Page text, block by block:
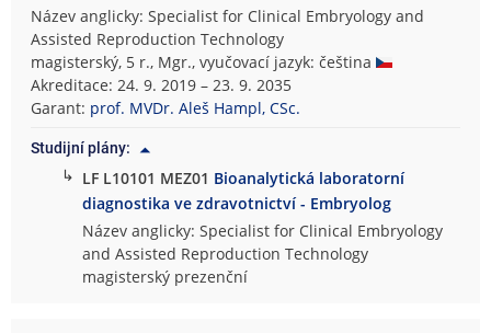
Název anglicky: Specialist for Clinical Embryology and
Assisted Reproduction Technology
magisterský, 5 r., Mgr., vyučovací jazyk: čeština
Akreditace: 24. 9. 2019 – 23. 9. 2035
Garant: prof. MVDr. Aleš Hampl, CSc.
Studijní plány:
↳ LF L10101 MEZ01 Bioanalytická laboratorní
diagnostika ve zdravotnictví - Embryolog
Název anglicky: Specialist for Clinical Embryology
and Assisted Reproduction Technology
magisterský prezenční